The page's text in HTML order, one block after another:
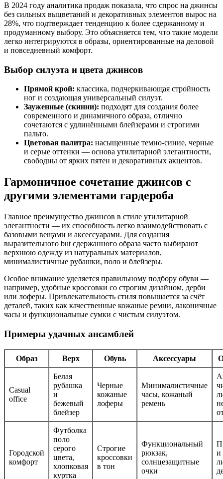
В 2024 году аналитика продаж показала, что спрос на джинсы
без сильных выцветаний и декоративных элементов вырос на
28%, что подтверждает тенденцию к более сдержанному и
продуманному выбору. Это объясняется тем, что такие модели
легко интегрируются в образы, ориентированные на деловой
и повседневный комфорт.
Выбор силуэта и цвета джинсов
Прямой крой: классика, подчеркивающая стройность
ног и создающая универсальный силуэт.
Зауженные (скинни): подходят для создания более
современного и динамичного образа, отлично
сочетаются с удлинёнными блейзерами и строгими
пальто.
Цветовая палитра: насыщенные темно-синие, черные
и серые оттенки — основа утилитарной элегантности,
свободны от ярких пятен и декоративных акцентов.
Гармоничное сочетание джинсов с
другими элементами гардероба
Главное преимущество джинсов в стиле утилитарной
элегантности — их способность легко взаимодействовать с
базовыми вещами и аксессуарами. Для создания
выразительного but сдержанного образа часто выбирают
верхнюю одежду из натуральных материалов,
минималистичные рубашки, поло и блейзеры.
Особое внимание уделяется правильному подбору обуви —
например, удобные кроссовки со строгим дизайном, дерби
или лоферы. Привлекательность стиля повышается за счёт
деталей, таких как качественные кожаные ремни, лаконичные
часы и функциональные сумки с чистым силуэтом.
Примеры удачных ансамблей
Образ Верх Обувь Аксессуары
Casual
office
Белая
рубашка
и
бежевый
блейзер
Черные
кожаные
лоферы
Минималистичные
часы, кожаный
ремень
Городской
комфорт
Футболка
поло
серого
цвета,
хлопковая
куртка
Строгие
кроссовки
в тон
Функциональный
рюкзак,
солнцезащитные
очки
и